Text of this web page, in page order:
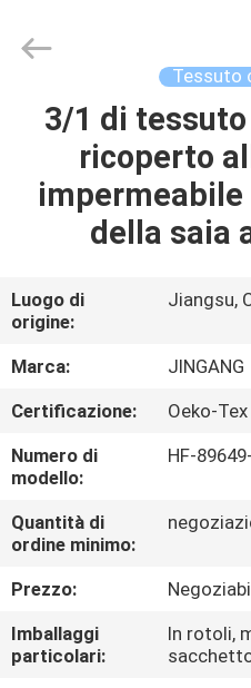
CASA
PRODOTTI
NOI
GIRO
DELLA
FABBRICA
CONTROLLO
DI
QUALITÀ
CONTATTICI
Textile
Co.,Ltd.
Tessuto
3/1 di
ricoperto
della saia
Luogo di
origine:
Jiangsu,
Marca:
JINGANG
Certificazione:
Oeko-
Numero di
modello:
HF-
Quantità di
ordine minimo:
Prezzo:
Imballaggi
particolari:
In rotoli,